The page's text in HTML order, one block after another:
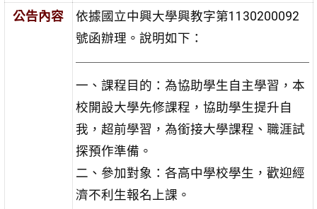
公告內容
依據國立中興大學興教字第1130200092
號函辦理。說明如下：
一、課程目的：為協助學生自主學習，本
校開設大學先修課程，協助學生提升自
我，超前學習，為銜接大學課程、職涯試
探預作準備。
二、參加對象：各高中學校學生，歡迎經
濟不利生報名上課。